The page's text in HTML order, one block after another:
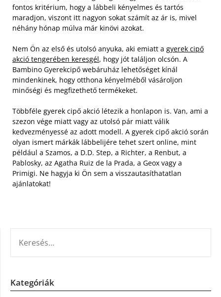
fontos kritérium, hogy a lábbeli kényelmes és tartós
maradjon, viszont itt nagyon sokat számít az ár is, mivel
néhány hónap múlva már kinövi azokat.
Nem Ön az első és utolsó anyuka, aki emiatt a gyerek cipő
akció tengerében keresgél, hogy jót találjon olcsón. A
Bambino Gyerekcipő webáruház lehetőséget kínál
mindenkinek, hogy otthona kényelméből vásároljon
minőségi és megfizethető termékeket.
Többféle gyerek cipő akció létezik a honlapon is. Van, ami a
szezon vége miatt vagy az utolsó pár miatt válik
kedvezményessé az adott modell. A gyerek cipő akció során
olyan ismert márkák lábbelijére tehet szert online, mint
például a Szamos, a D.D. Step, a Richter, a Renbut, a
Pablosky, az Agatha Ruiz de la Prada, a Geox vagy a
Primigi. Ne hagyja ki Ön sem a visszautasíthatatlan
ajánlatokat!
Kategóriák